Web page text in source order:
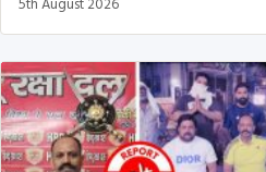
5th August 2026